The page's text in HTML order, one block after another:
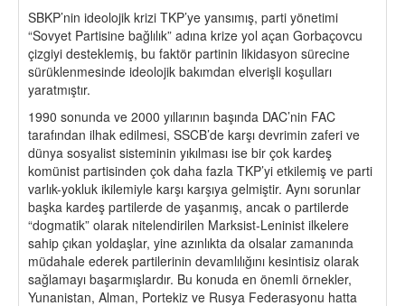
SBKP’nin ideolojik krizi TKP’ye yansımış, parti yönetimi
“Sovyet Partisine bağlılık” adına krize yol açan Gorbaçovcu
çizgiyi desteklemiş, bu faktör partinin likidasyon sürecine
sürüklenmesinde ideolojik bakımdan elverişli koşulları
yaratmıştır.
1990 sonunda ve 2000 yıllarının başında DAC’nin FAC
tarafından ilhak edilmesi, SSCB’de karşı devrimin zaferi ve
dünya sosyalist sisteminin yıkılması ise bir çok kardeş
komünist partisinden çok daha fazla TKP’yi etkilemiş ve parti
varlık-yokluk ikilemiyle karşı karşıya gelmiştir. Aynı sorunlar
başka kardeş partilerde de yaşanmış, ancak o partilerde
“dogmatik” olarak nitelendirilen Marksist-Leninist ilkelere
sahip çıkan yoldaşlar, yine azınlıkta da olsalar zamanında
müdahale ederek partilerinin devamlılığını kesintisiz olarak
sağlamayı başarmışlardır. Bu konuda en önemli örnekler,
Yunanistan, Alman, Portekiz ve Rusya Federasyonu hatta